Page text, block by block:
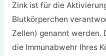
Zink ist für die
Blutkörperchen
Zellen) genannt werden.
die Immunabwehr Ihres